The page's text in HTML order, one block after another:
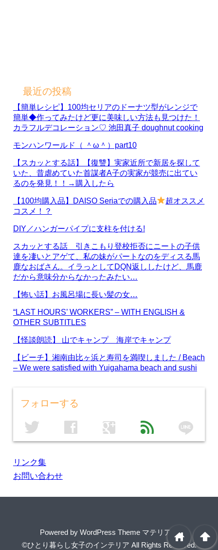
最近の投稿
【簡単レシピ】100均セリアのドーナツ型がレンジで
簡単◆作ってみたけど更に美味しい方法も見つけた！
カラフルデコレーション♡ 池田真子 doughnut cooking
モンハンワールド（ ＾ω＾）part10
【スカッとする話】【復讐】実家近所で新居を探して
いた、昔虐めていた首謀者A子の実家が競売に出てい
るのを発見！！→購入したら
【100均購入品】DAISO Seriaでの購入品
超オススメ
コスメ！？
DIY／ハンガーパイプに支柱を付ける!
スカッとする話 引きこもり登校拒否にニートの子供
達を凄いとアゲて、私の妹がパートなのをディスる馬
鹿なおばさん。イラっとしてDQN返ししたけど、馬鹿
だから意味分からなかったみたい…
【怖い話】お風呂場に長い髪の女…
“LAST HOURS’ WORKERS” – WITH ENGLISH &
OTHER SUBTITLES
【怪談朗読】 山でキャンプ 海岸でキャンプ
【ビーチ】湘南由比ヶ浜と寿司を満喫しました / Beach
– We were satisfied with Yuigahama beach and sushi
フォローする
twitter facebook google feed line
リンク集
お問い合わせ
Powered by WordPress Theme マテリアル
©ひとり暮らし女子のインテリア All Rights Reserved.
arrowup
home